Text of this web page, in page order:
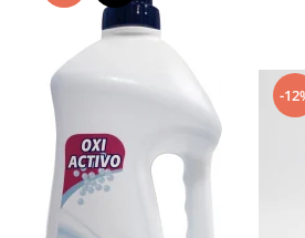
Solutii curatare si intretinere
terase exterioare
Solutii curatare si intretinere
mobilier gradina
Solutii de curatare si intretinere
gratare exterioare si seminee
Foglia D'Oro
Odorizanti & Neutralizatori pentru
-